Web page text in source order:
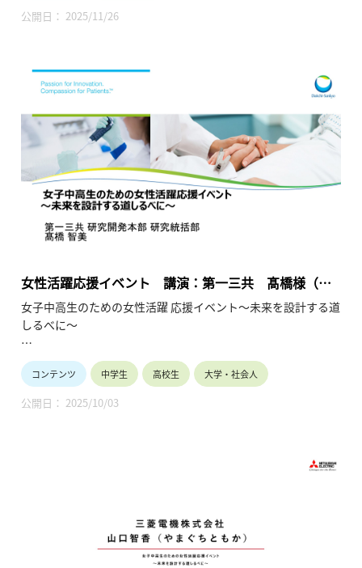
公開日： 2025/11/26
女性活躍応援イベント 講演：第一三共 髙橋様（製
薬／研究開発）（2025年7月12日）
女子中高生のための女性活躍 応援イベント～未来を設計する道
しるべに～
女子中高生の皆様へ
10年後、私は何をしているんだろう？多様な未来の中で、企業
で活躍することは有力な選択肢です。現在企業で活躍中の少し
先輩の経験談を聞く事ができる大変貴重な機会です。
産業界は女子の活躍の場を拡大して参ります。お子様や生徒と
将来を語り合うきっかけにしてください。
コンテンツ 中学生 高校生 大学・社会人
公開日： 2025/10/03